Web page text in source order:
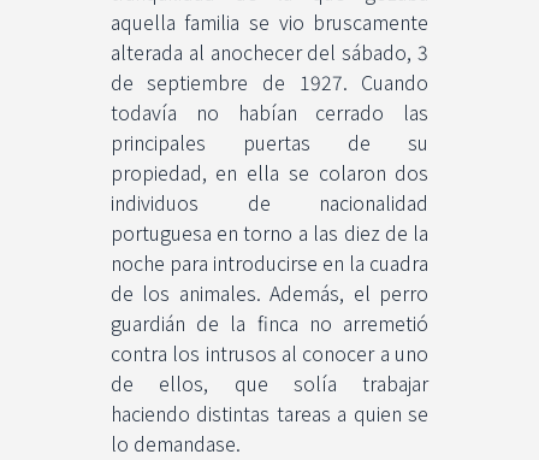
aquella familia se vio bruscamente
alterada al anochecer del sábado, 3
de septiembre de 1927. Cuando
todavía no habían cerrado las
principales puertas de su
propiedad, en ella se colaron dos
individuos de nacionalidad
portuguesa en torno a las diez de la
noche para introducirse en la cuadra
de los animales. Además, el perro
guardián de la finca no arremetió
contra los intrusos al conocer a uno
de ellos, que solía trabajar
haciendo distintas tareas a quien se
lo demandase.